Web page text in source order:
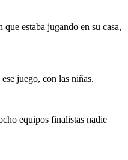
estaba jugando en su casa,
juego, con las niñas.
equipos finalistas nadie